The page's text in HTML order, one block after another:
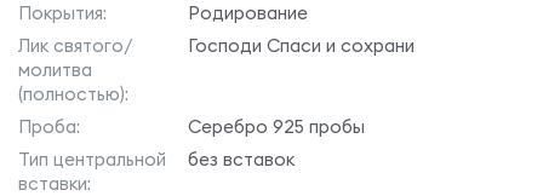
Покрытия:
Родирование
Лик святого/
молитва
(полностью):
Господи Спаси и сохрани
Проба:
Серебро 925 пробы
Тип центральной
вставки:
без вставок